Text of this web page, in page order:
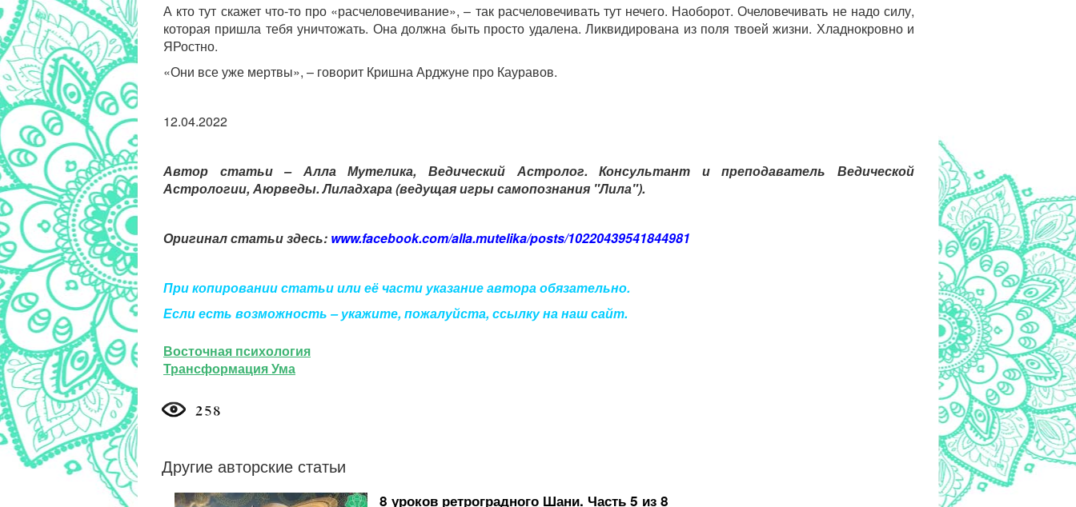
А кто тут скажет что-то про «расчеловечивание», – так расчеловечивать тут нечего. Наоборот. Очеловечивать не надо силу,
которая пришла тебя уничтожать. Она должна быть просто удалена. Ликвидирована из поля твоей жизни. Хладнокровно и
ЯРостно.
«Они все уже мертвы», – говорит Кришна Арджуне про Кауравов.
12.04.2022
Автор статьи – Алла Мутелика, Ведический Астролог. Консультант и преподаватель Ведической
Астрологии, Аюрведы. Лиладхара (ведущая игры самопознания "Лила").
Оригинал статьи здесь: www.facebook.com/alla.mutelika/posts/10220439541844981
При копировании статьи или её части указание автора обязательно.
Если есть возможность – укажите, пожалуйста, ссылку на наш сайт.
Восточная психология
Трансформация Ума
Другие авторские статьи
8 уроков ретроградного Шани. Часть 5 из 8